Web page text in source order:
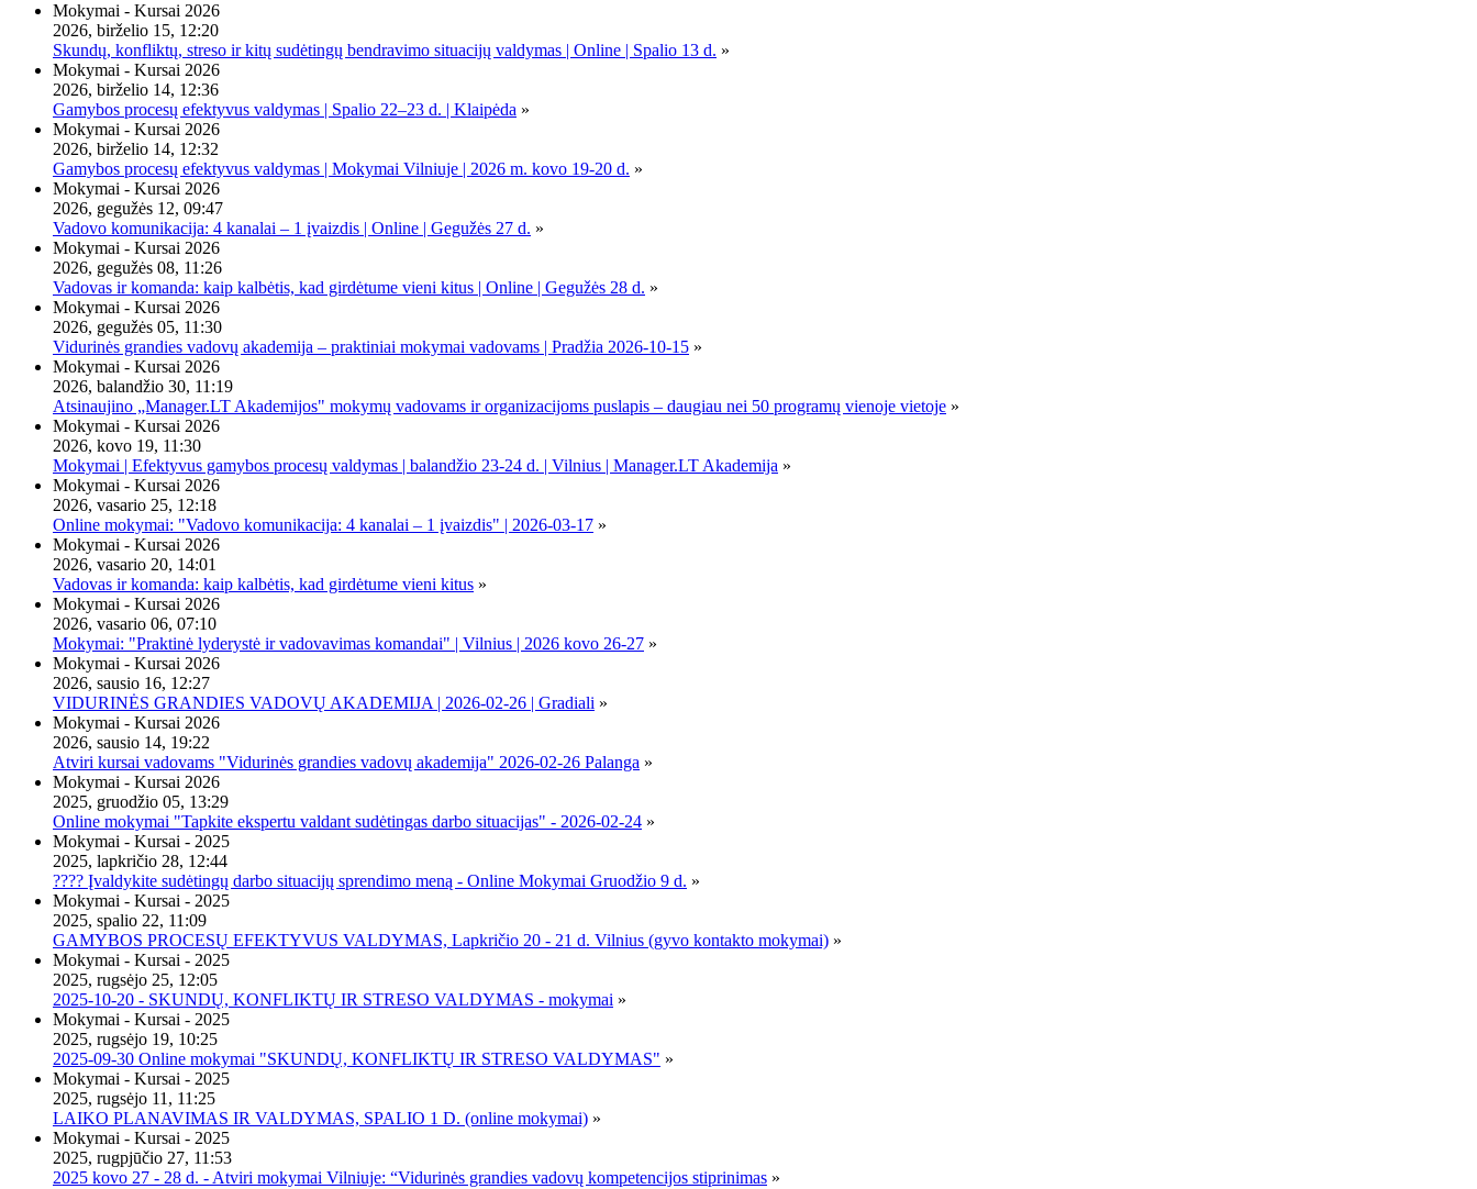
Mokymai - Kursai 2026
2026, birželio 15, 12:20
Skundų, konfliktų, streso ir kitų sudėtingų bendravimo situacijų valdymas | Online | Spalio 13 d. »
Mokymai - Kursai 2026
2026, birželio 14, 12:36
Gamybos procesų efektyvus valdymas | Spalio 22–23 d. | Klaipėda »
Mokymai - Kursai 2026
2026, birželio 14, 12:32
Gamybos procesų efektyvus valdymas | Mokymai Vilniuje | 2026 m. kovo 19-20 d. »
Mokymai - Kursai 2026
2026, gegužės 12, 09:47
Vadovo komunikacija: 4 kanalai – 1 įvaizdis | Online | Gegužės 27 d. »
Mokymai - Kursai 2026
2026, gegužės 08, 11:26
Vadovas ir komanda: kaip kalbėtis, kad girdėtume vieni kitus | Online | Gegužės 28 d. »
Mokymai - Kursai 2026
2026, gegužės 05, 11:30
Vidurinės grandies vadovų akademija – praktiniai mokymai vadovams | Pradžia 2026-10-15 »
Mokymai - Kursai 2026
2026, balandžio 30, 11:19
Atsinaujino „Manager.LT Akademijos" mokymų vadovams ir organizacijoms puslapis – daugiau nei 50 programų vienoje vietoje »
Mokymai - Kursai 2026
2026, kovo 19, 11:30
Mokymai | Efektyvus gamybos procesų valdymas | balandžio 23-24 d. | Vilnius | Manager.LT Akademija »
Mokymai - Kursai 2026
2026, vasario 25, 12:18
Online mokymai: "Vadovo komunikacija: 4 kanalai – 1 įvaizdis" | 2026-03-17 »
Mokymai - Kursai 2026
2026, vasario 20, 14:01
Vadovas ir komanda: kaip kalbėtis, kad girdėtume vieni kitus »
Mokymai - Kursai 2026
2026, vasario 06, 07:10
Mokymai: "Praktinė lyderystė ir vadovavimas komandai" | Vilnius | 2026 kovo 26-27 »
Mokymai - Kursai 2026
2026, sausio 16, 12:27
VIDURINĖS GRANDIES VADOVŲ AKADEMIJA | 2026-02-26 | Gradiali »
Mokymai - Kursai 2026
2026, sausio 14, 19:22
Atviri kursai vadovams "Vidurinės grandies vadovų akademija" 2026-02-26 Palanga »
Mokymai - Kursai 2026
2025, gruodžio 05, 13:29
Online mokymai "Tapkite ekspertu valdant sudėtingas darbo situacijas" - 2026-02-24 »
Mokymai - Kursai - 2025
2025, lapkričio 28, 12:44
???? Įvaldykite sudėtingų darbo situacijų sprendimo meną - Online Mokymai Gruodžio 9 d. »
Mokymai - Kursai - 2025
2025, spalio 22, 11:09
GAMYBOS PROCESŲ EFEKTYVUS VALDYMAS, Lapkričio 20 - 21 d. Vilnius (gyvo kontakto mokymai) »
Mokymai - Kursai - 2025
2025, rugsėjo 25, 12:05
2025-10-20 - SKUNDŲ, KONFLIKTŲ IR STRESO VALDYMAS - mokymai »
Mokymai - Kursai - 2025
2025, rugsėjo 19, 10:25
2025-09-30 Online mokymai "SKUNDŲ, KONFLIKTŲ IR STRESO VALDYMAS" »
Mokymai - Kursai - 2025
2025, rugsėjo 11, 11:25
LAIKO PLANAVIMAS IR VALDYMAS, SPALIO 1 D. (online mokymai) »
Mokymai - Kursai - 2025
2025, rugpjūčio 27, 11:53
2025 kovo 27 - 28 d. - Atviri mokymai Vilniuje: “Vidurinės grandies vadovų kompetencijos stiprinimas »